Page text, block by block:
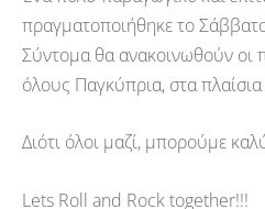
πραγματοποιήθηκε το
Σύντομα θα ανακοινωθούν οι
όλους Παγκύπρια, στα
Διότι όλοι μαζί, μπορούμε
Lets Roll and Rock together!!!